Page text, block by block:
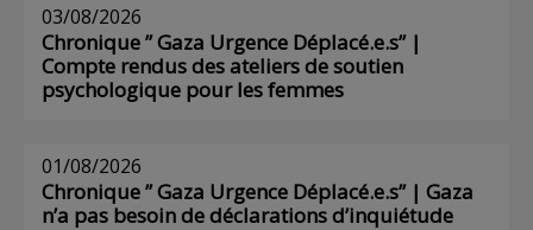
03/08/2026
Chronique ” Gaza Urgence Déplacé.e.s” |
Compte rendus des ateliers de soutien
psychologique pour les femmes
01/08/2026
Chronique ” Gaza Urgence Déplacé.e.s” | Gaza
n’a pas besoin de déclarations d’inquiétude